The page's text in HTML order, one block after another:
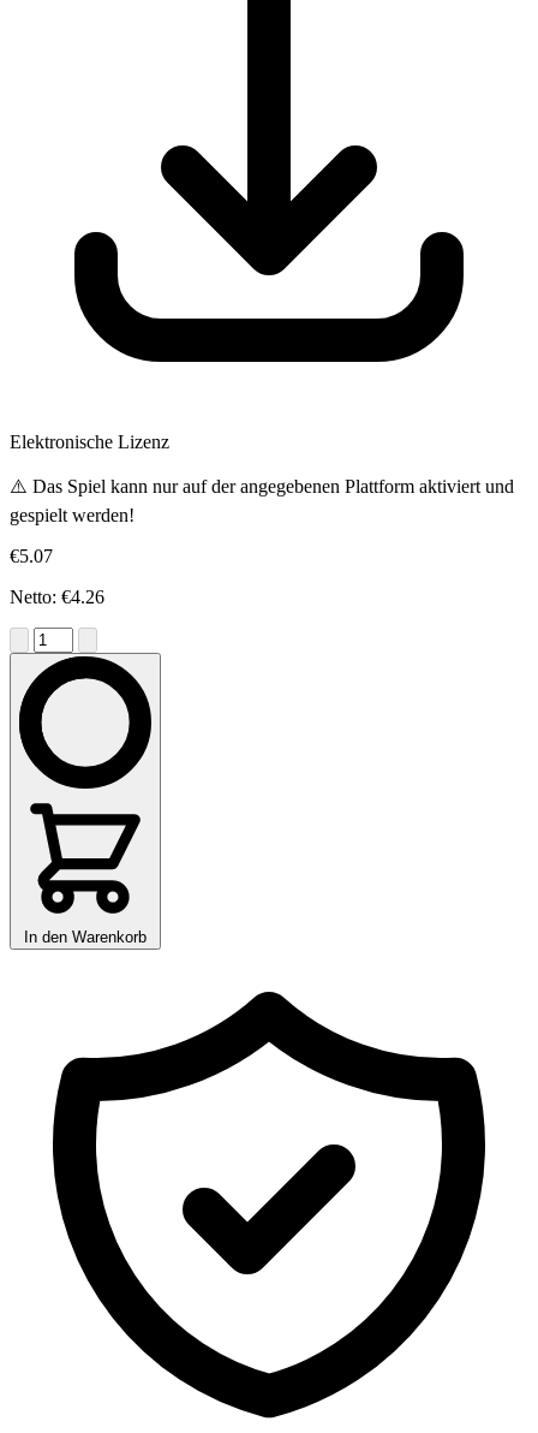
Elektronische Lizenz
⚠️ Das Spiel kann nur auf der angegebenen Plattform aktiviert und
gespielt werden!
€5.07
Netto: €4.26
In den Warenkorb